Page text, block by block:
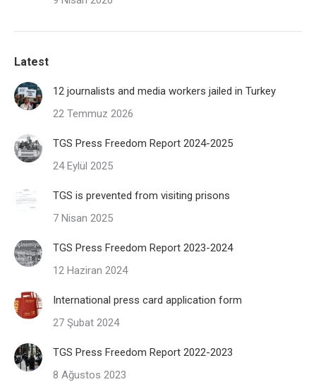
Latest
12 journalists and media workers jailed in Turkey
22 Temmuz 2026
TGS Press Freedom Report 2024-2025
24 Eylül 2025
TGS is prevented from visiting prisons
7 Nisan 2025
TGS Press Freedom Report 2023-2024
12 Haziran 2024
International press card application form
27 Şubat 2024
TGS Press Freedom Report 2022-2023
8 Ağustos 2023